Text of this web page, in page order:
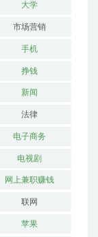
大学
市场营销
手机
挣钱
新闻
法律
电子商务
电视剧
网上兼职赚钱
联网
苹果